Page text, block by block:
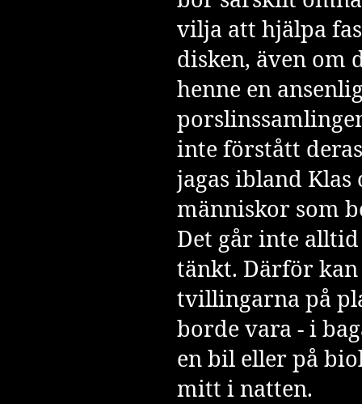
vilja att hjälpa
disken, även om
henne en
inte förstått
jagas ibland Klas
människor som
Det går inte
tänkt. Därför
tvillingarna på
borde vara - i
en bil eller på
mitt i natten.